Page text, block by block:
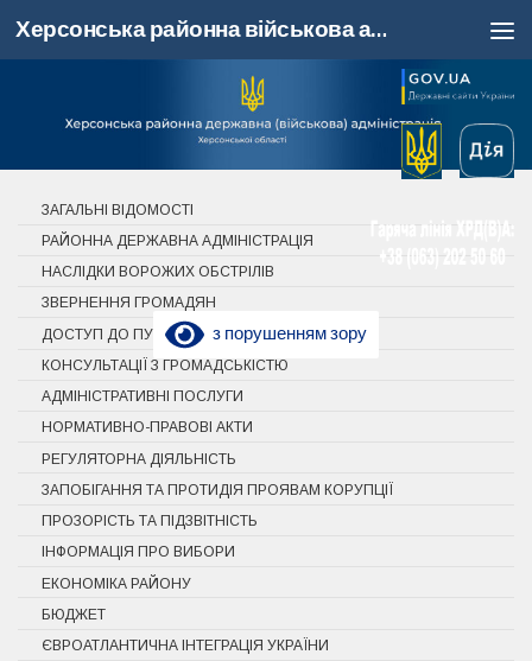
Skip to content Херсонська районна військова адміністрація, Херсонська область
з порушенням зору
ЗАГАЛЬНІ ВІДОМОСТІ
РАЙОННА ДЕРЖАВНА АДМІНІСТРАЦІЯ
НАСЛІДКИ ВОРОЖИХ ОБСТРІЛІВ
ЗВЕРНЕННЯ ГРОМАДЯН
ДОСТУП ДО ПУБЛІЧНОЇ ІНФОРМАЦІЇ
КОНСУЛЬТАЦІЇ З ГРОМАДСЬКІСТЮ
АДМІНІСТРАТИВНІ ПОСЛУГИ
НОРМАТИВНО-ПРАВОВІ АКТИ
РЕГУЛЯТОРНА ДІЯЛЬНІСТЬ
ЗАПОБІГАННЯ ТА ПРОТИДІЯ ПРОЯВАМ КОРУПЦІЇ
ПРОЗОРІСТЬ ТА ПІДЗВІТНІСТЬ
ІНФОРМАЦІЯ ПРО ВИБОРИ
ЕКОНОМІКА РАЙОНУ
БЮДЖЕТ
ЄВРОАТЛАНТИЧНА ІНТЕГРАЦІЯ УКРАЇНИ